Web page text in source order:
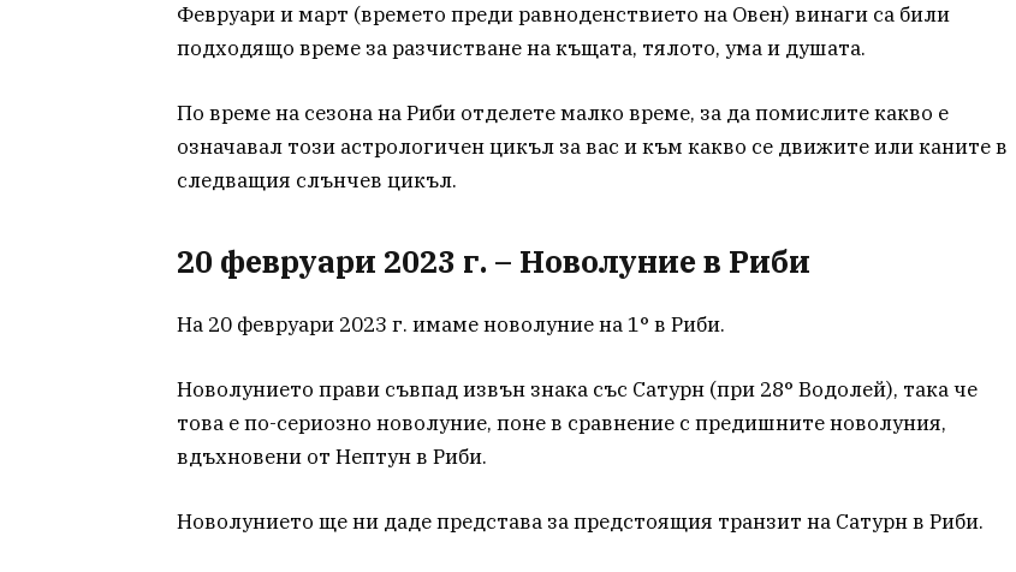
Февруари и март (времето преди равноденствието на Овен) винаги са били
подходящо време за разчистване на къщата, тялото, ума и душата.
По време на сезона на Риби отделете малко време, за да помислите какво е
означавал този астрологичен цикъл за вас и към какво се движите или каните в
следващия слънчев цикъл.
20 февруари 2023 г. – Новолуние в Риби
На 20 февруари 2023 г. имаме новолуние на 1° в Риби.
Новолунието прави съвпад извън знака със Сатурн (при 28° Водолей), така че
това е по-сериозно новолуние, поне в сравнение с предишните новолуния,
вдъхновени от Нептун в Риби.
Новолунието ще ни даде представа за предстоящия транзит на Сатурн в Риби.